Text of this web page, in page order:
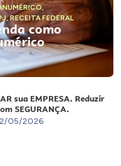
,
,RECEITA FEDERAL
como
sua EMPRESA. Reduzir
SEGURANÇA.
05/2026